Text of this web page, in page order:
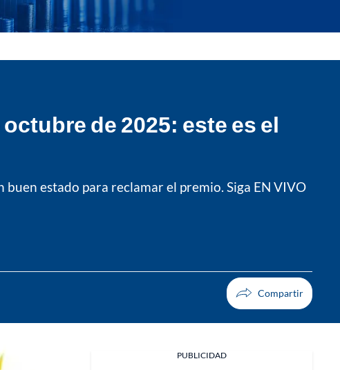
de 2025: este es el
estado para reclamar el premio. Siga EN VIVO
PUBLICIDAD